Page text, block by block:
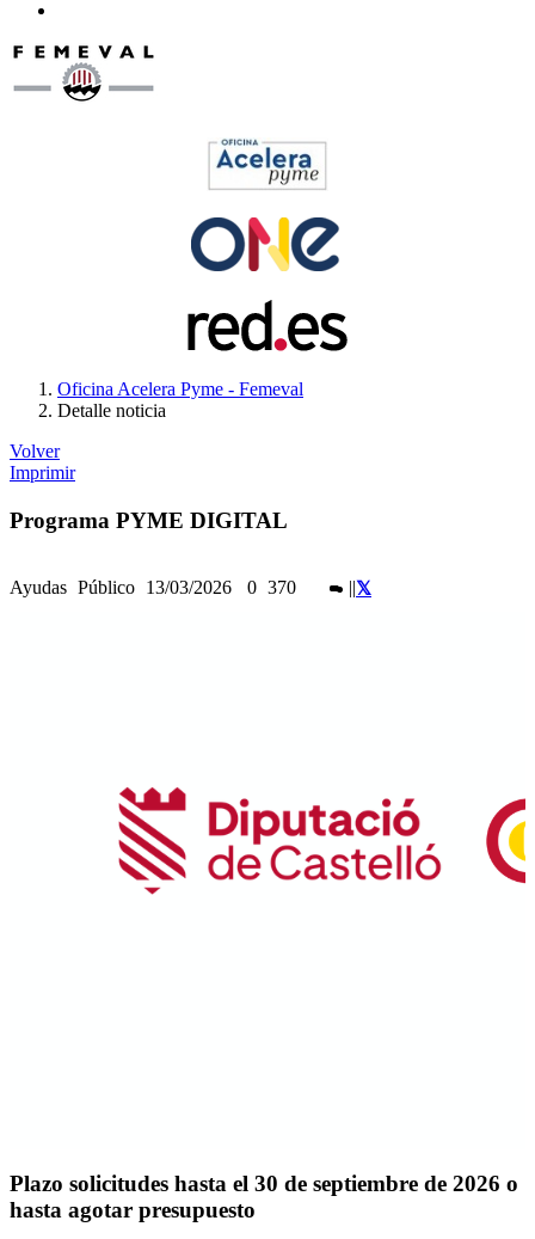
Oficina Acelera Pyme - Femeval
Detalle noticia
Volver
Imprimir
Programa PYME DIGITAL
Ayudas Público 13/03/2026 0 370 ||
Plazo solicitudes hasta el 30 de septiembre de 2026 o
hasta agotar presupuesto